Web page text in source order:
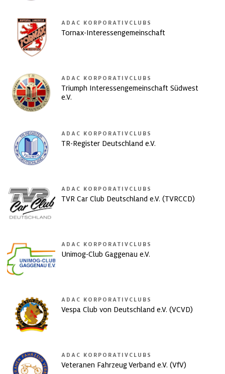
ADAC KORPORATIVCLUBS
Tornax-Interessengemeinschaft
ADAC KORPORATIVCLUBS
Triumph Interessengemeinschaft Südwest
e.V.
ADAC KORPORATIVCLUBS
TR-Register Deutschland e.V.
ADAC KORPORATIVCLUBS
TVR Car Club Deutschland e.V. (TVRCCD)
ADAC KORPORATIVCLUBS
Unimog-Club Gaggenau e.V.
ADAC KORPORATIVCLUBS
Vespa Club von Deutschland e.V. (VCVD)
ADAC KORPORATIVCLUBS
Veteranen Fahrzeug Verband e.V. (VfV)